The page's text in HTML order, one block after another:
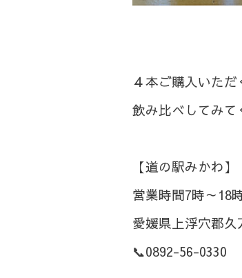
４本ご購入いただ
飲み比べしてみて
【道の駅みかわ】
営業時間7時～18
愛媛県上浮穴郡久
📞0892-56-0330